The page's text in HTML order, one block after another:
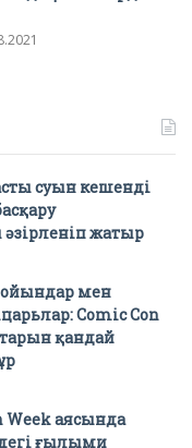
суын кешенді
жатыр
ойындар мен
Comic Con
қандай
Week аясында
ғылыми